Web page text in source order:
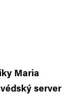
Maria
server